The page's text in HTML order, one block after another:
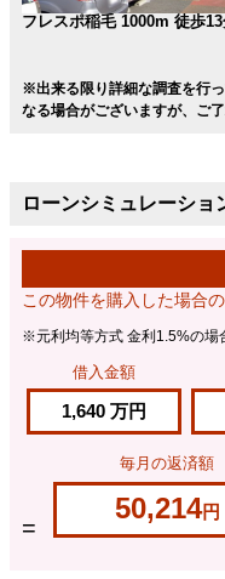
フレスポ稲毛 1000m 徒歩
※出来る限り詳細な調査を行
なる場合がございますが、ご了
ローンシミュレーショ
この物件を購入した場合
※元利均等方式 金利1.5%の
借入金額
1,640万円
=
毎月の返済額
50,214円